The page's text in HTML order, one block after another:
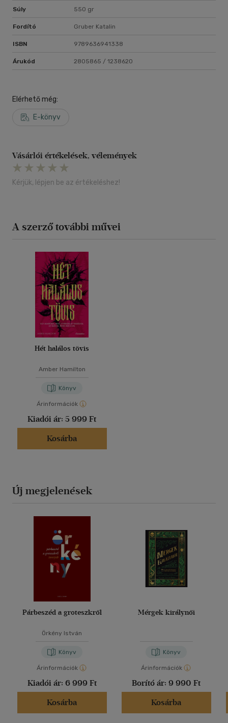
Súly 550 gr
Fordító Gruber Katalin
ISBN 9789636941338
Árukód 2805865 / 1238620
Elérhető még:
E-könyv
Vásárlói értékelések, vélemények
Kérjük, lépjen be az értékeléshez!
A szerző további művei
Hét halálos tövis
Amber Hamilton
Könyv
Árinformációk
Kiadói ár: 5 999 Ft
Kosárba
Új megjelenések
Párbeszéd a groteszkről
Örkény István
Könyv
Árinformációk
Kiadói ár: 6 999 Ft
Kosárba
Mérgek királynői
Könyv
Árinformációk
Borító ár: 9 990 Ft
Kosárba